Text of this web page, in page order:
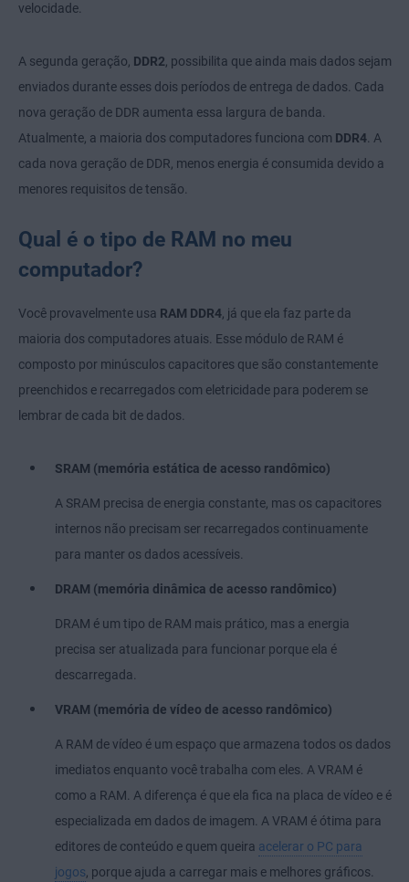
velocidade.
A segunda geração, DDR2 , possibilita que ainda mais dados sejam
enviados durante esses dois períodos de entrega de dados. Cada
nova geração de DDR aumenta essa largura de banda.
Atualmente, a maioria dos computadores funciona com DDR4 . A
cada nova geração de DDR, menos energia é consumida devido a
menores requisitos de tensão.
Qual é o tipo de RAM no meu
computador?
Você provavelmente usa RAM DDR4 , já que ela faz parte da
maioria dos computadores atuais. Esse módulo de RAM é
composto por minúsculos capacitores que são constantemente
preenchidos e recarregados com eletricidade para poderem se
lembrar de cada bit de dados.
SRAM (memória estática de acesso randômico)
A SRAM precisa de energia constante, mas os capacitores
internos não precisam ser recarregados continuamente
para manter os dados acessíveis.
DRAM (memória dinâmica de acesso randômico)
DRAM é um tipo de RAM mais prático, mas a energia
precisa ser atualizada para funcionar porque ela é
descarregada.
VRAM (memória de vídeo de acesso randômico)
A RAM de vídeo é um espaço que armazena todos os dados
imediatos enquanto você trabalha com eles. A VRAM é
como a RAM. A diferença é que ela fica na placa de vídeo e é
especializada em dados de imagem. A VRAM é ótima para
editores de conteúdo e quem queira acelerar o PC para
jogos , porque ajuda a carregar mais e melhores gráficos.